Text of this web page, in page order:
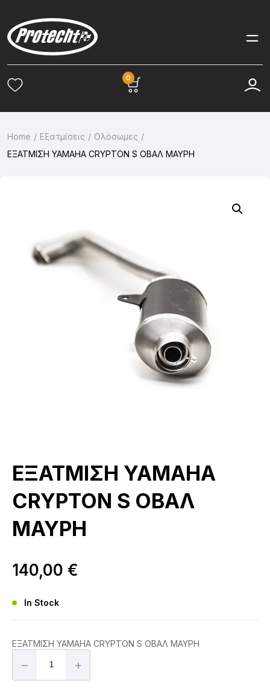
0
Home Εξατμίσεις
Ολόσωμες
ΕΞΑΤΜΙΣΗ YAMAHA CRYPTON S ΟΒΑΛ ΜΑΥΡΗ
ΕΞΑΤΜΙΣΗ YAMAHA
CRYPTON S ΟΒΑΛ
ΜΑΥΡΗ
140,00 €
In Stock
ΕΞΑΤΜΙΣΗ YAMAHA CRYPTON S ΟΒΑΛ ΜΑΥΡΗ
– +